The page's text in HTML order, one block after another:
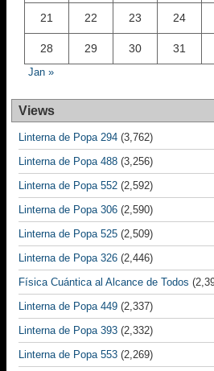
21 22 23 24
28 29 30 31
Jan »
Views
Linterna de Popa 294 (3,762)
Linterna de Popa 488 (3,256)
Linterna de Popa 552 (2,592)
Linterna de Popa 306 (2,590)
Linterna de Popa 525 (2,509)
Linterna de Popa 326 (2,446)
Física Cuántica al Alcance de Todos
Linterna de Popa 449 (2,337)
Linterna de Popa 393 (2,332)
Linterna de Popa 553 (2,269)